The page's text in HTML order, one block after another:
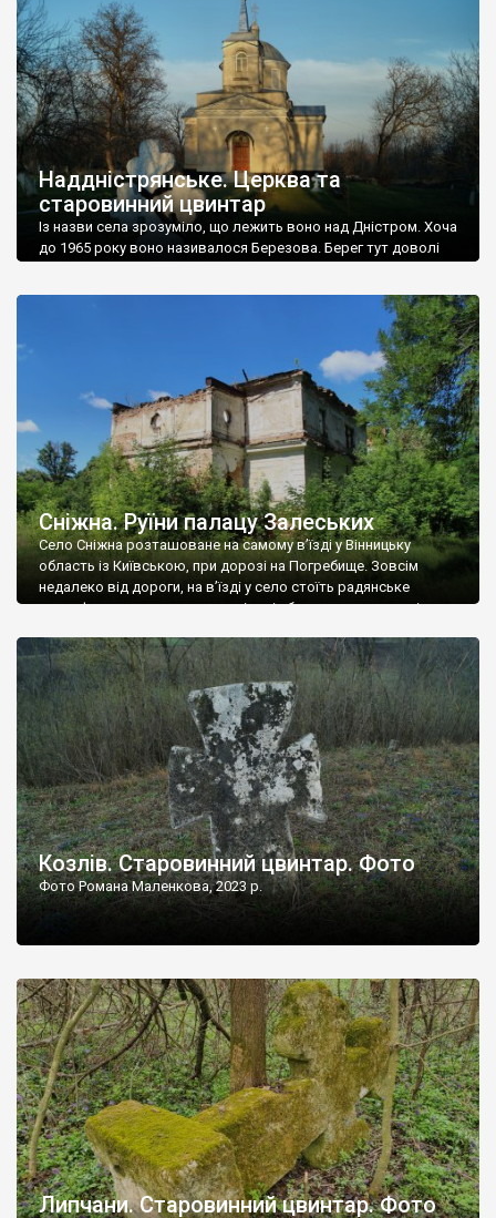
мовою. За всіма традиційними ознаками – цвинтар
український. Хрести датуються 19 століттям. У 1924-1940
роках Болган […]
Наддністрянське. Церква та
старовинний цвинтар
Із назви села зрозуміло, що лежить воно над Дністром. Хоча
до 1965 року воно називалося Березова. Берег тут доволі
Наддністрянське відрізняється від більшості навколишніх
сіл. У селі є мурована Михайлівська церква. Точної дати […]
Сніжна. Руїни палацу Залеських
Село Сніжна розташоване на самому в’їзді у Вінницьку
область із Київською, при дорозі на Погребище. Зовсім
недалеко від дороги, на в’їзді у село стоїть радянське
рельєфне пано, яке показує жінку і яблуню, а трохи далі, десь
не видно, але видно дві стареньких колії у траві – […]
Козлів. Старовинний цвинтар. Фото
Фото Романа Маленкова, 2023 р.
Липчани. Старовинний цвинтар. Фото